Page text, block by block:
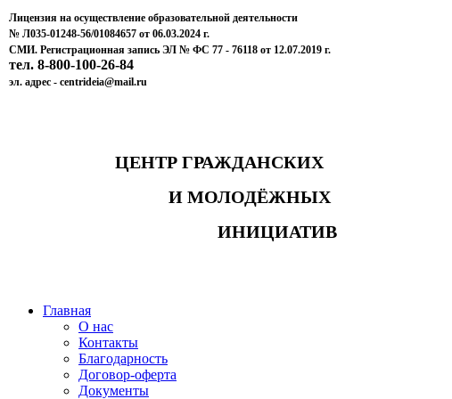
Лицензия на осуществление образовательной деятельности
№ Л035-01248-56/01084657 от 06.03.2024 г.
СМИ. Регистрационная запись ЭЛ № ФС 77 - 76118 от 12.07.2019 г.
тел. 8-800-100-26-84
эл. адрес - centrideia@mail.ru
ЦЕНТР ГРАЖДАНСКИХ
И МОЛОДЁЖНЫХ
ИНИЦИАТИВ
Главная
О нас
Контакты
Благодарность
Договор-оферта
Документы